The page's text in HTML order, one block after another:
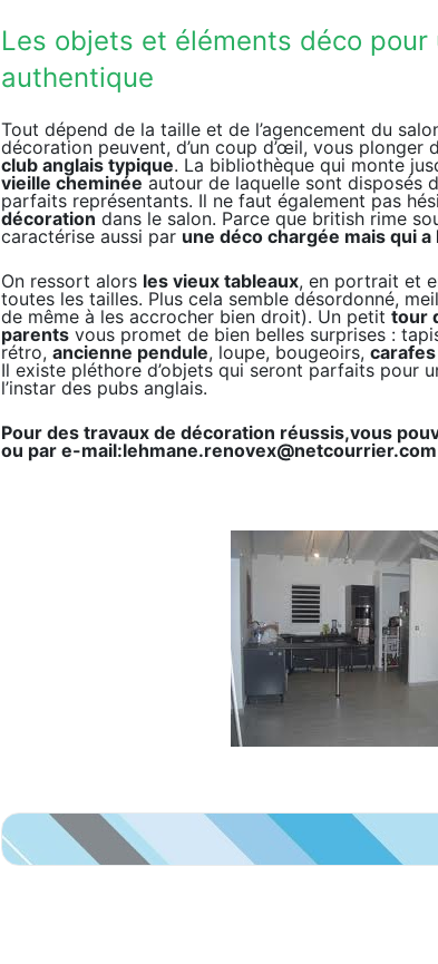
Les objets et éléments déco pour
authentique
Tout dépend de la taille et de l’agencement du
décoration peuvent, d’un coup d’œil, vous plonger
club anglais typique. La bibliothèque qui monte
vieille cheminée autour de laquelle sont disposés
parfaits représentants. Il ne faut également pas
décoration dans le salon. Parce que british rime
caractérise aussi par une déco chargée mais qui
On ressort alors les vieux tableaux, en portrait et
toutes les tailles. Plus cela semble désordonné,
de même à les accrocher bien droit). Un petit tour
parents vous promet de bien belles surprises :
rétro, ancienne pendule, loupe, bougeoirs,
Il existe pléthore d’objets qui seront parfaits pour
l’instar des pubs anglais.
Pour des travaux de décoration réussis,vous
ou par e-mail:lehmane.renovex@netcourrier.com